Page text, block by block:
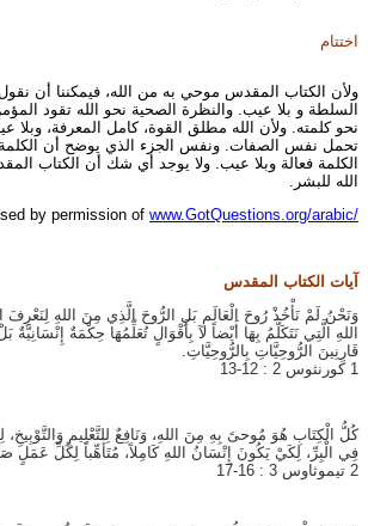
اختتام
ولأن الكتاب المقدس موحي به من الله، فيمكننا أن
السلطة و بلا عيب. والنظرة الصحية نحو الله تقود
نحو كلمته. ولأن الله مطلق القوة، كامل المعرفة، وبلا
تحمل نفس الصفات. ونفس الجزء الذي يوضح أن
الكلمة فعالة وبلا عيب. ولا يوجد أي شك أن الكتاب
الله للبشر.
by permission of www.GotQuestions.org/arabic/
آيات الكتاب المقدس
وَنَحْنُ لَمْ نَأْخُذْ رُوحَ الْعَالَمِ بَلِ الرُّوحَ الَّذِي مِنَ اللهِ لِنَعْرِفَ
اللهِ الَّتِي نَتَكَلَّمُ بِهَا أَيْضاً لاَ بِأَقْوَالٍ تُعَلِّمُهَا حِكْمَةٌ
قَارِنِينَ الرُّوحِيَّاتِ بِالرُّوحِيَّاتِ.
1 كورنثوس 2 : 12-13
كُلُّ الْكِتَابِ هُوَ مُوحىً بِهِ مِنَ اللهِ، وَنَافِعٌ لِلتَّعْلِيمِ وَالتَّوْبِيخِ،
فِي الْبِرِّ، لِكَيْ يَكُونَ إِنْسَانُ اللهِ كَامِلاً، مُتَأَهِّباً لِكُلِّ عَمَلٍ
2 تيموثاوس 3 : 16-17